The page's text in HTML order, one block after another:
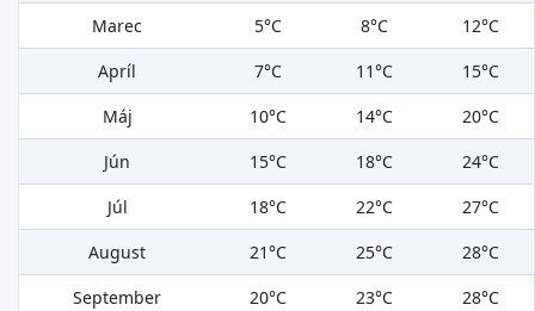
Marec
5°C 8°C
12°C
Apríl
7°C 11°C
15°C
Máj
10°C 14°C
20°C
Jún
15°C 18°C
24°C
Júl
18°C 22°C
27°C
August
21°C 25°C
28°C
September
20°C 23°C
28°C